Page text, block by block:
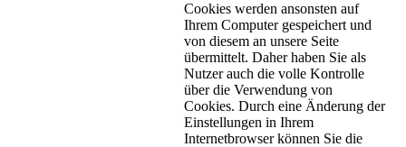
Cookies werden ansonsten auf
Ihrem Computer gespeichert und
von diesem an unsere Seite
übermittelt. Daher haben Sie als
Nutzer auch die volle Kontrolle
über die Verwendung von
Cookies. Durch eine Änderung der
Einstellungen in Ihrem
Internetbrowser können Sie die